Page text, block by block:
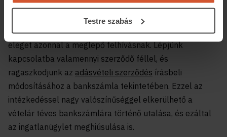
Testre szabás
Mi lehet a biztonságos megoldás?
Javasolt, hogy ilyen megkeresés esetén ne tegyünk
eleget azonnal a meglepő felhívásnak. Lépjünk
kapcsolatba valamennyi szerződő féllel, és
ragaszkodjunk az adásvételi szerződés írásbeli
módosításához a bankszámla tekintetében. Ezzel az
intézkedéssel nagy valószínűséggel elkerülhető a
vételár téves bankszámlára történő utalása, és ezáltal
az ingatlanügylet meghiúsulása is.